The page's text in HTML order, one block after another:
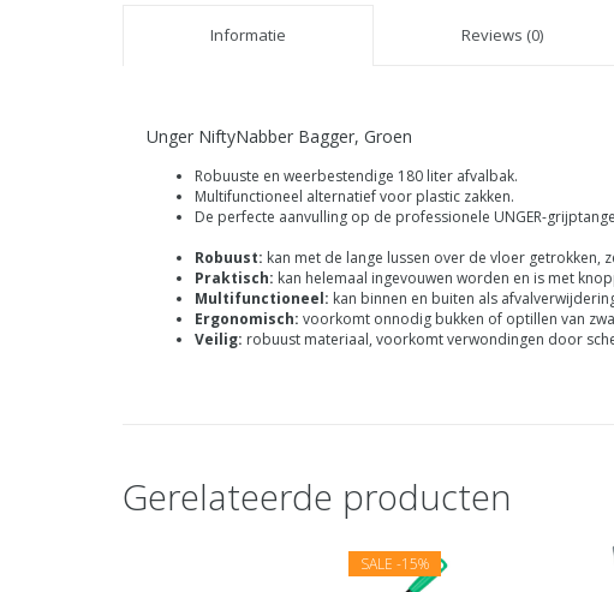
Informatie Reviews (0)
Unger NiftyNabber Bagger, Groen
Robuuste en weerbestendige 180 liter afvalbak.
Multifunctioneel alternatief voor plastic zakken.
De perfecte aanvulling op de professionele UNGER-
Robuust: kan met de lange lussen over de vloer getrokken,
Praktisch: kan helemaal ingevouwen worden en is met
Multifunctioneel: kan binnen en buiten als
Ergonomisch: voorkomt onnodig bukken of optillen van
Veilig: robuust materiaal, voorkomt verwondingen door
Gerelateerde producten
SALE -15%